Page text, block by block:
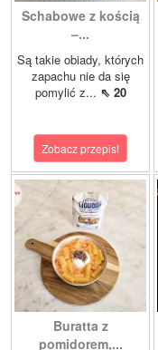
Schabowe z kością
–...
Są takie obiady, których
zapachu nie da się
pomylić z... ⇖ 20
Zobacz przepis!
Buratta z
pomidorem,...